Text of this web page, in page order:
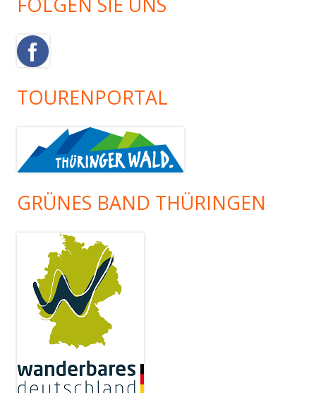
TOURENPORTAL
GRÜNES BAND THÜRINGEN